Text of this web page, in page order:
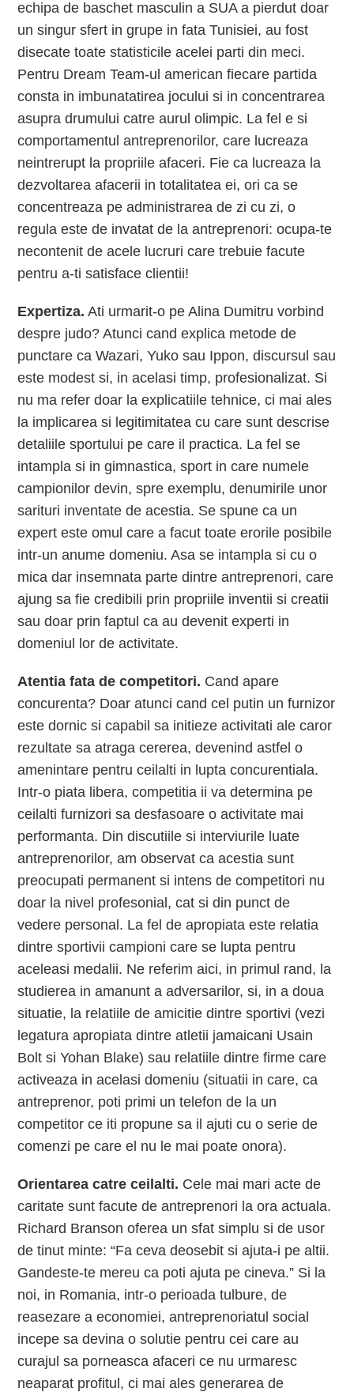
echipa de baschet masculin a SUA a pierdut doar
un singur sfert in grupe in fata Tunisiei, au fost
disecate toate statisticile acelei parti din meci.
Pentru Dream Team-ul american fiecare partida
consta in imbunatatirea jocului si in concentrarea
asupra drumului catre aurul olimpic. La fel e si
comportamentul antreprenorilor, care lucreaza
neintrerupt la propriile afaceri. Fie ca lucreaza la
dezvoltarea afacerii in totalitatea ei, ori ca se
concentreaza pe administrarea de zi cu zi, o
regula este de invatat de la antreprenori: ocupa-te
necontenit de acele lucruri care trebuie facute
pentru a-ti satisface clientii!
Expertiza. Ati urmarit-o pe Alina Dumitru vorbind
despre judo? Atunci cand explica metode de
punctare ca Wazari, Yuko sau Ippon, discursul sau
este modest si, in acelasi timp, profesionalizat. Si
nu ma refer doar la explicatiile tehnice, ci mai ales
la implicarea si legitimitatea cu care sunt descrise
detaliile sportului pe care il practica. La fel se
intampla si in gimnastica, sport in care numele
campionilor devin, spre exemplu, denumirile unor
sarituri inventate de acestia. Se spune ca un
expert este omul care a facut toate erorile posibile
intr-un anume domeniu. Asa se intampla si cu o
mica dar insemnata parte dintre antreprenori, care
ajung sa fie credibili prin propriile inventii si creatii
sau doar prin faptul ca au devenit experti in
domeniul lor de activitate.
Atentia fata de competitori. Cand apare
concurenta? Doar atunci cand cel putin un furnizor
este dornic si capabil sa initieze activitati ale caror
rezultate sa atraga cererea, devenind astfel o
amenintare pentru ceilalti in lupta concurentiala.
Intr-o piata libera, competitia ii va determina pe
ceilalti furnizori sa desfasoare o activitate mai
performanta. Din discutiile si interviurile luate
antreprenorilor, am observat ca acestia sunt
preocupati permanent si intens de competitori nu
doar la nivel profesonial, cat si din punct de
vedere personal. La fel de apropiata este relatia
dintre sportivii campioni care se lupta pentru
aceleasi medalii. Ne referim aici, in primul rand, la
studierea in amanunt a adversarilor, si, in a doua
situatie, la relatiile de amicitie dintre sportivi (vezi
legatura apropiata dintre atletii jamaicani Usain
Bolt si Yohan Blake) sau relatiile dintre firme care
activeaza in acelasi domeniu (situatii in care, ca
antreprenor, poti primi un telefon de la un
competitor ce iti propune sa il ajuti cu o serie de
comenzi pe care el nu le mai poate onora).
Orientarea catre ceilalti. Cele mai mari acte de
caritate sunt facute de antreprenori la ora actuala.
Richard Branson oferea un sfat simplu si de usor
de tinut minte: “Fa ceva deosebit si ajuta-i pe altii.
Gandeste-te mereu ca poti ajuta pe cineva.” Si la
noi, in Romania, intr-o perioada tulbure, de
reasezare a economiei, antreprenoriatul social
incepe sa devina o solutie pentru cei care au
curajul sa porneasca afaceri ce nu urmaresc
neaparat profitul, ci mai ales generarea de